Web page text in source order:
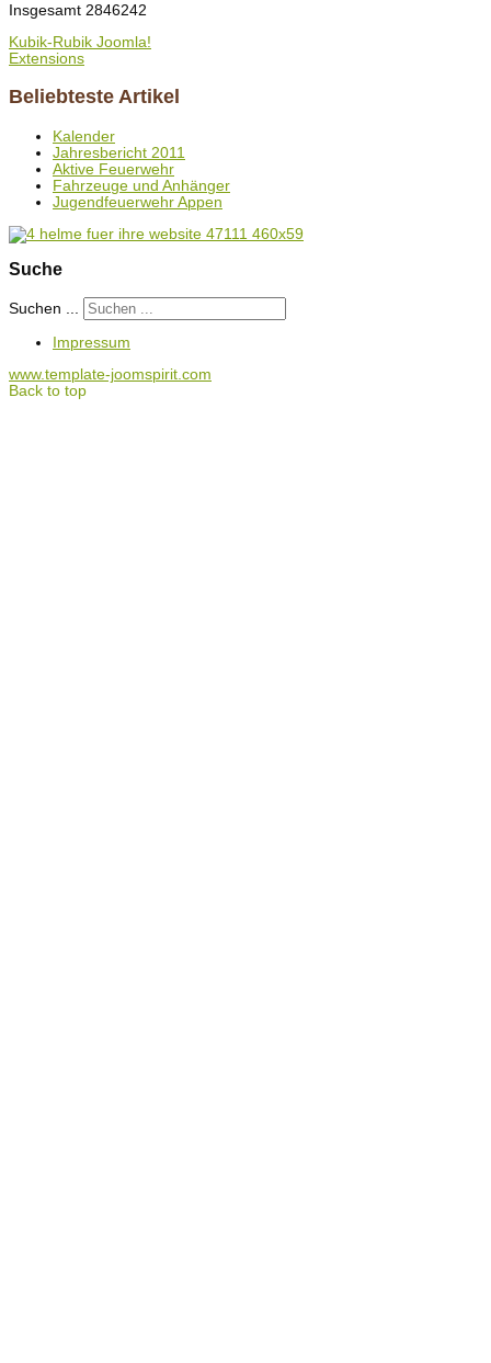
Insgesamt 2846242
Kubik-Rubik Joomla!
Extensions
Beliebteste Artikel
Kalender
Jahresbericht 2011
Aktive Feuerwehr
Fahrzeuge und Anhänger
Jugendfeuerwehr Appen
Suche
Suchen ...
Impressum
www.template-joomspirit.com
Back to top